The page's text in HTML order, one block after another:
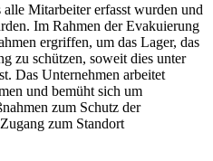
Mitarbeiter erfasst wurden und
Im Rahmen der Evakuierung
ergriffen, um das Lager, das
zu schützen, soweit dies unter
Das Unternehmen arbeitet
und bemüht sich um
zum Schutz der
zum Standort